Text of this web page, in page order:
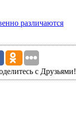
различаются
с Друзьями!